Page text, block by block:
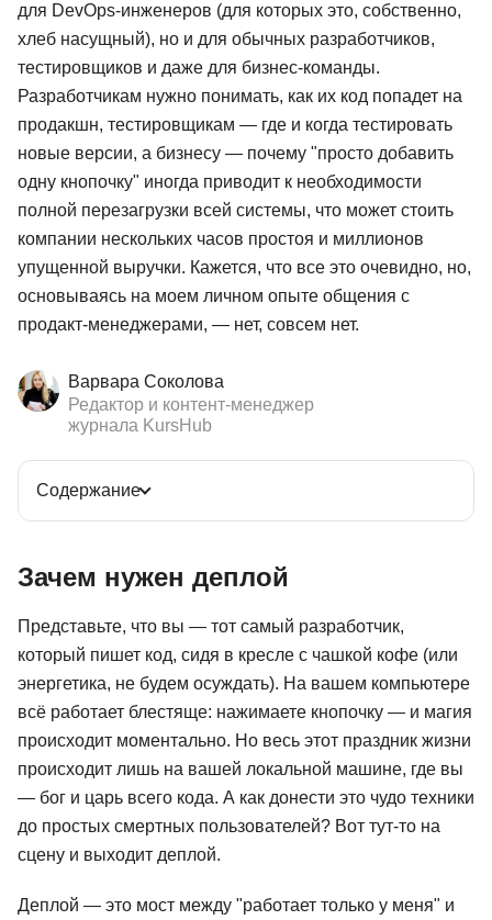
для DevOps-инженеров (для которых это, собственно,
хлеб насущный), но и для обычных разработчиков,
тестировщиков и даже для бизнес-команды.
Разработчикам нужно понимать, как их код попадет на
продакшн, тестировщикам — где и когда тестировать
новые версии, а бизнесу — почему "просто добавить
одну кнопочку" иногда приводит к необходимости
полной перезагрузки всей системы, что может стоить
компании нескольких часов простоя и миллионов
упущенной выручки. Кажется, что все это очевидно, но,
основываясь на моем личном опыте общения с
продакт-менеджерами, — нет, совсем нет.
Варвара Соколова
Редактор и контент-менеджер
журнала KursHub
Содержание
Зачем нужен деплой
Представьте, что вы — тот самый разработчик,
который пишет код, сидя в кресле с чашкой кофе (или
энергетика, не будем осуждать). На вашем компьютере
всё работает блестяще: нажимаете кнопочку — и магия
происходит моментально. Но весь этот праздник жизни
происходит лишь на вашей локальной машине, где вы
— бог и царь всего кода. А как донести это чудо техники
до простых смертных пользователей? Вот тут-то на
сцену и выходит деплой.
Деплой — это мост между "работает только у меня" и